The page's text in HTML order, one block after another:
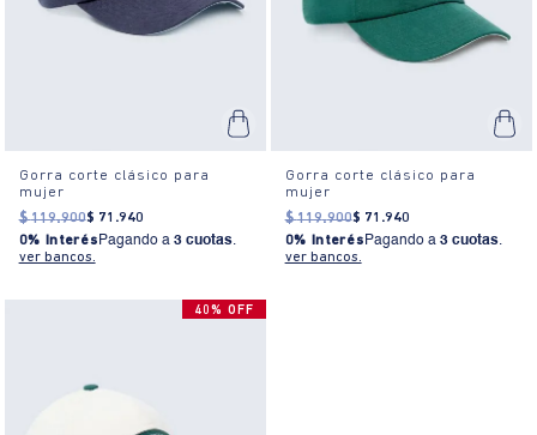
Gorra corte clásico para
mujer
$ 119.900$ 71 .940
0% Interés Pagando a 3 cuotas.
ver bancos.
Gorra corte clásico para
mujer
$ 119.900$ 71 .940
0% Interés Pagando a 3 cuotas.
ver bancos.
40% OFF